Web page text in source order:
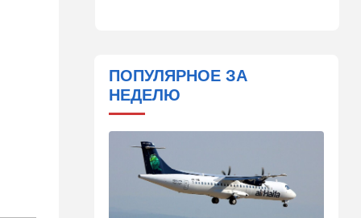
19:36 Здоровье
Израиль
Пожары: под Ашдодом
горит автобус, в Петах-
ПОПУЛЯРНОЕ ЗА
НЕДЕЛЮ